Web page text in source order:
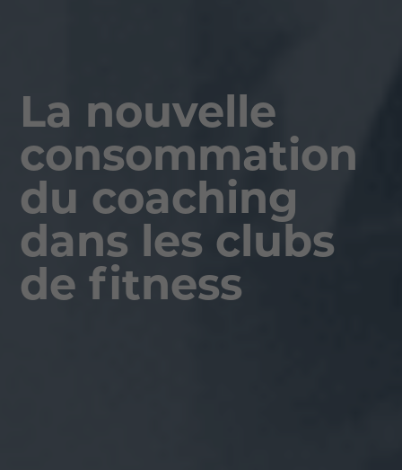
La nouvelle
consommation
du coaching
dans les clubs
de fitness